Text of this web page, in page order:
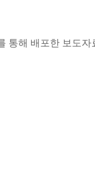
통해 배포한 보도